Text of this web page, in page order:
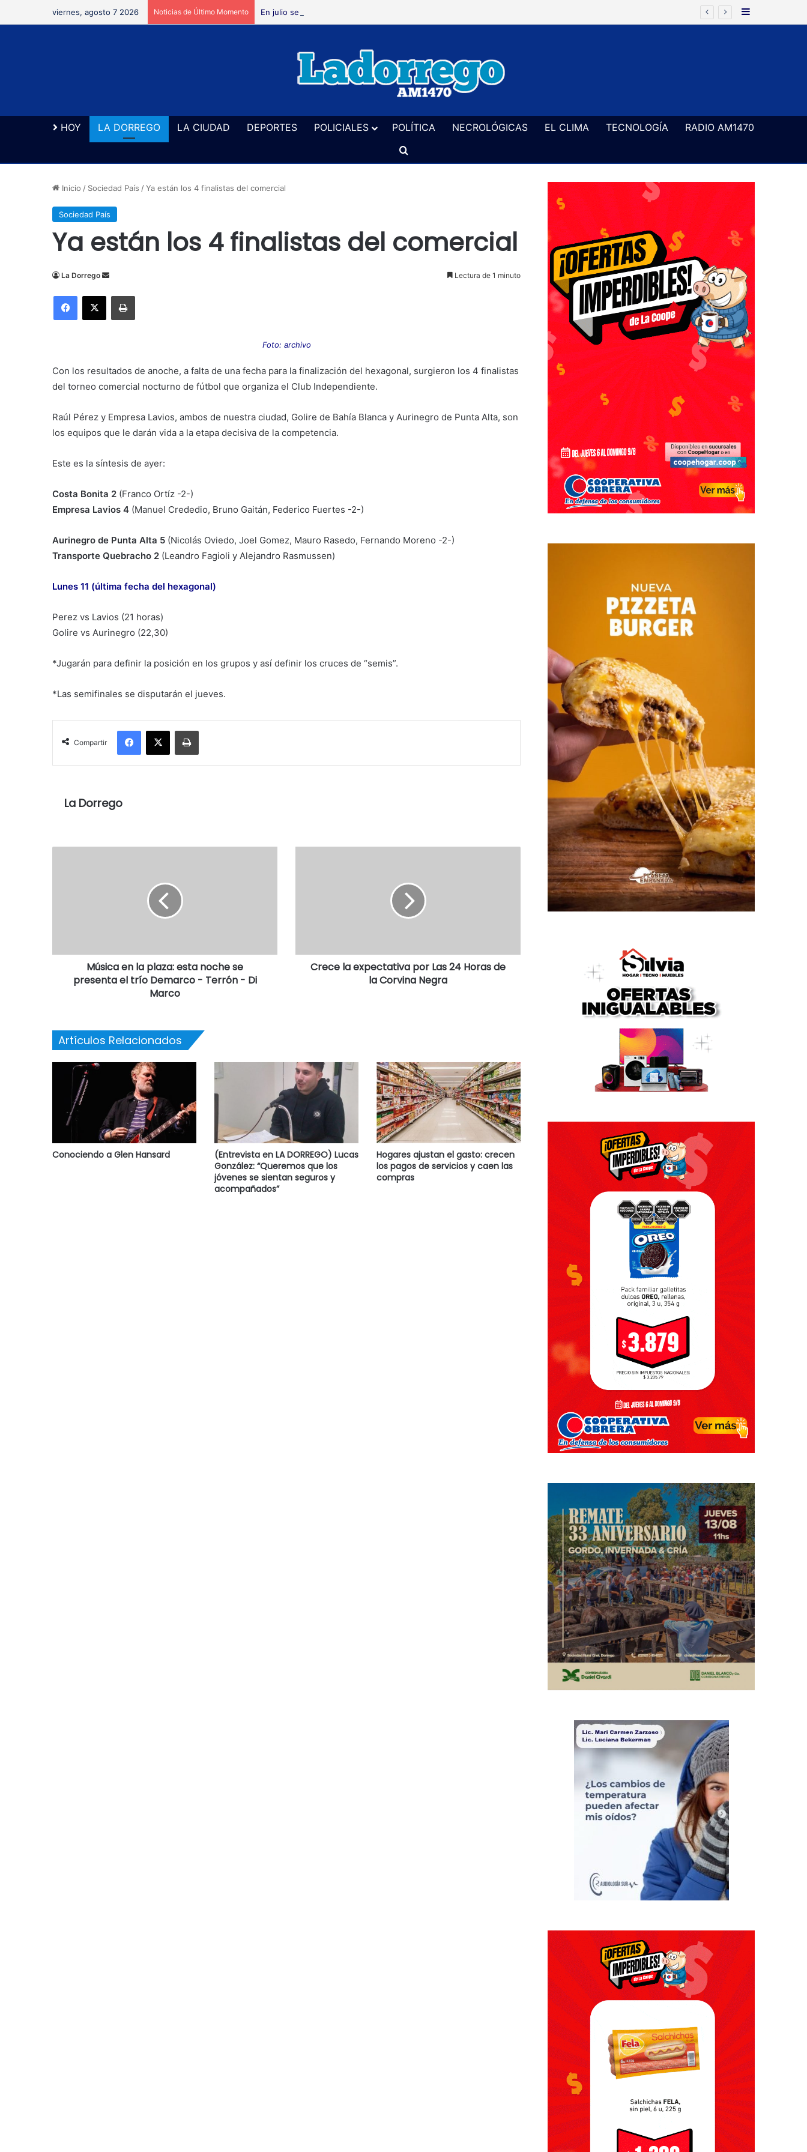
viernes, agosto 7 2026 Noticias de Último Momento En julio se hicieron 92 castraciones de perros y gatos en el distrito Barra Lateral
HOY LA DORREGO LA CIUDAD DEPORTES POLICIALES POLÍTICA NECROLÓGICAS EL CLIMA TECNOLOGÍA
RADIO AM1470
Buscar
Inicio / Sociedad País /Ya están los 4 finalistas del comercial
Sociedad País
Ya están los 4 finalistas del comercial
La Dorrego
Send
email
Lectura de 1 minuto
Facebook
X Imprimir
Foto: archivo
Con los resultados de anoche, a falta de una fecha para la finalización del hexagonal, surgieron los 4 finalistas
del torneo comercial nocturno de fútbol que organiza el Club Independiente.
Raúl Pérez y Empresa Lavios, ambos de nuestra ciudad, Golire de Bahía Blanca y Aurinegro de Punta Alta, son
los equipos que le darán vida a la etapa decisiva de la competencia.
Este es la síntesis de ayer:
Costa Bonita 2 (Franco Ortíz -2-)
Empresa Lavios 4 (Manuel Crededio, Bruno Gaitán, Federico Fuertes -2-)
Aurinegro de Punta Alta 5 (Nicolás Oviedo, Joel Gomez, Mauro Rasedo, Fernando Moreno -2-)
Transporte Quebracho 2 (Leandro Fagioli y Alejandro Rasmussen)
Lunes 11 (última fecha del hexagonal)
Perez vs Lavios (21 horas)
Golire vs Aurinegro (22,30)
*Jugarán para definir la posición en los grupos y así definir los cruces de “semis”.
*Las semifinales se disputarán el jueves.
Compartir
Facebook
X Imprimir
La Dorrego
Música en la plaza: esta noche se
presenta el trío Demarco - Terrón - Di
Marco
Crece la expectativa por Las 24 Horas de
la Corvina Negra
Artículos Relacionados
Conociendo a Glen Hansard
(Entrevista en LA DORREGO) Lucas
González: “Queremos que los
jóvenes se sientan seguros y
acompañados”
Hogares ajustan el gasto: crecen
los pagos de servicios y caen las
compras